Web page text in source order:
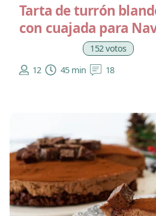
Tarta de turrón
con cuajada para
152 votos
12
45 min 18